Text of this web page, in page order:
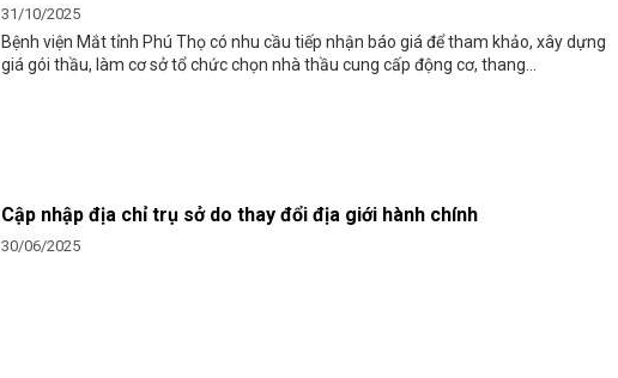
31/10/2025
Bệnh viện Mắt tỉnh Phú Thọ có nhu cầu tiếp nhận báo giá để tham khảo, xây dựng
giá gói thầu, làm cơ sở tổ chức chọn nhà thầu cung cấp động cơ, thang...
Cập nhập địa chỉ trụ sở do thay đổi địa giới hành chính
30/06/2025